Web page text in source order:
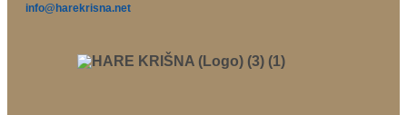
info@harekrisna.net